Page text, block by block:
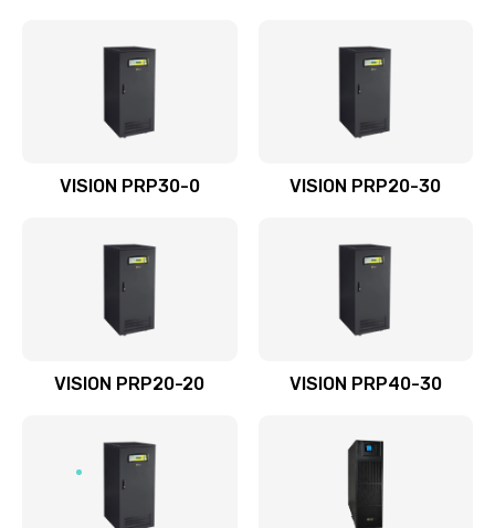
VISION PRP30-0 VISION PRP20-30
VISION PRP20-20 VISION PRP40-30